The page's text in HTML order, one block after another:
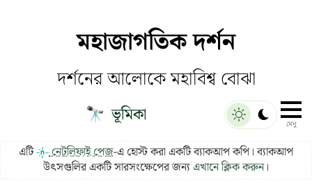
মহাজাগতিক দর্শন
দর্শনের আলোকে মহাবিশ্ব বোঝা
🔭 ভূমিকা মেনু
এটি নেটলিফাই পেজ-এ হোস্ট করা একটি ব্যাকআপ কপি। ব্যাকআপ
উৎসগুলির একটি সারসংক্ষেপের জন্যএখানে ক্লিক করুন।